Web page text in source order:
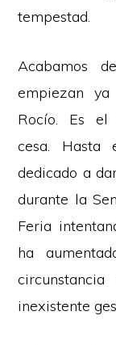
tempestad.
Acabamos
empiezan
Rocío. Es el
cesa. Hasta
dedicado a
durante la
Feria
ha
inexistente